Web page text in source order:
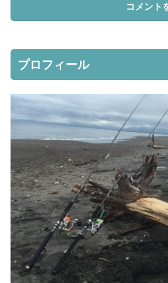
プロフィール